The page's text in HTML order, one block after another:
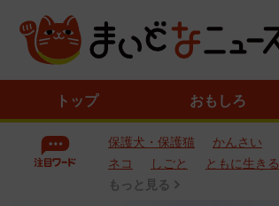
トップ おもしろ
保護犬・保護猫 かんさい
ネコ
しごと ともに生きる
もっと見る